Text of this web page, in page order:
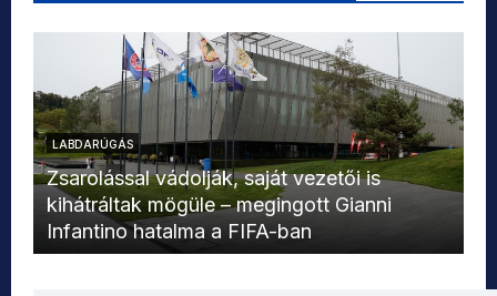
LABDARÚGÁS
Zsarolással vádolják, saját vezetői is
kihátráltak mögüle – megingott Gianni
Infantino hatalma a FIFA-ban